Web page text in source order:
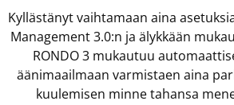
Kyllästänyt vaihtamaan aina
Management 3.0:n ja älykkään
RONDO 3 mukautuu
äänimaailmaan varmistaen aina
kuulemisen minne tahansa